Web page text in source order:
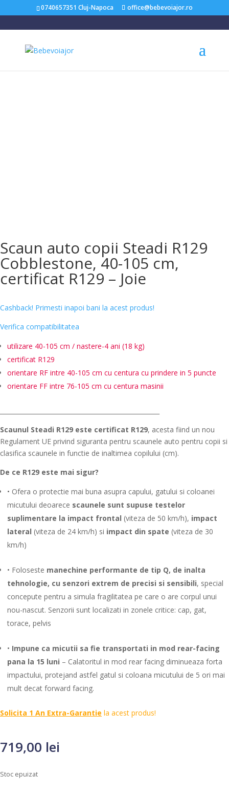
0740657351 Cluj-Napoca office@bebevoiajor.ro
/Scaune Auto Copii
Cobblestone, 40-105 cm, certificat R129 – Joie
Scaun auto copii Steadi R129
Cobblestone, 40-105 cm,
certificat R129 – Joie
Cashback! Primesti inapoi bani la acest produs!
Verifica compatibilitatea
utilizare 40-105 cm / nastere-4 ani (18 kg)
certificat R129
orientare RF intre 40-105 cm cu centura cu prindere in 5 puncte
orientare FF intre 76-105 cm cu centura masinii
Scaunul Steadi R129 este certificat R129, acesta fiind un nou
Regulament UE privind siguranta pentru scaunele auto pentru copii si
clasifica scaunele in functie de inaltimea copilului (cm).
De ce R129 este mai sigur?
• Ofera o protectie mai buna asupra capului, gatului si coloanei
micutului deoarece scaunele sunt supuse testelor
suplimentare la impact frontal (viteza de 50 km/h), impact
lateral (viteza de 24 km/h) si impact din spate (viteza de 30
km/h)
• Foloseste manechine performante de tip Q, de inalta
tehnologie, cu senzori extrem de precisi si sensibili, special
concepute pentru a simula fragilitatea pe care o are corpul unui
nou-nascut. Senzorii sunt localizati in zonele critice: cap, gat,
torace, pelvis
• Impune ca micutii sa fie transportati in mod rear-facing
pana la 15 luni – Calatoritul in mod rear facing diminueaza forta
impactului, protejand astfel gatul si coloana micutului de 5 ori mai
mult decat forward facing.
Solicita 1 An Extra-Garantie la acest produs!
719,00 lei
Stoc epuizat